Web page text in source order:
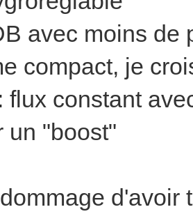
avec moins de
compact, je
flux constant
un "boost"
d'avoir